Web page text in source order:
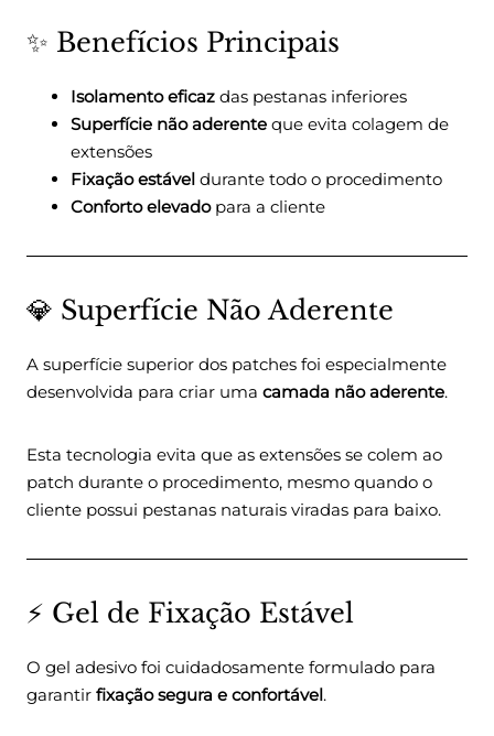
✨ Benefícios Principais
Isolamento eficaz das pestanas inferiores
Superfície não aderente que evita colagem de
extensões
Fixação estável durante todo o procedimento
Conforto elevadopara a cliente
💎 Superfície Não Aderente
A superfície superior dos patches foi especialmente
desenvolvida para criar uma camada não aderente.
Esta tecnologia evita que as extensões se colem ao
patch durante o procedimento, mesmo quando o
cliente possui pestanas naturais viradas para baixo.
⚡ Gel de Fixação Estável
O gel adesivo foi cuidadosamente formulado para
garantir fixação segura e confortável.